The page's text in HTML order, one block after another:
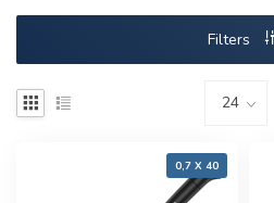
Filters
0,7 X 40